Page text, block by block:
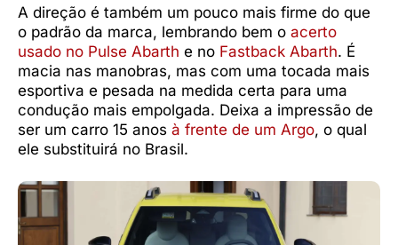
A direção é também um pouco mais firme do que
o padrão da marca, lembrando bem o acerto
usado no Pulse Abarth e no Fastback Abarth. É
macia nas manobras, mas com uma tocada mais
esportiva e pesada na medida certa para uma
condução mais empolgada. Deixa a impressão de
ser um carro 15 anos à frente de um Argo, o qual
ele substituirá no Brasil.